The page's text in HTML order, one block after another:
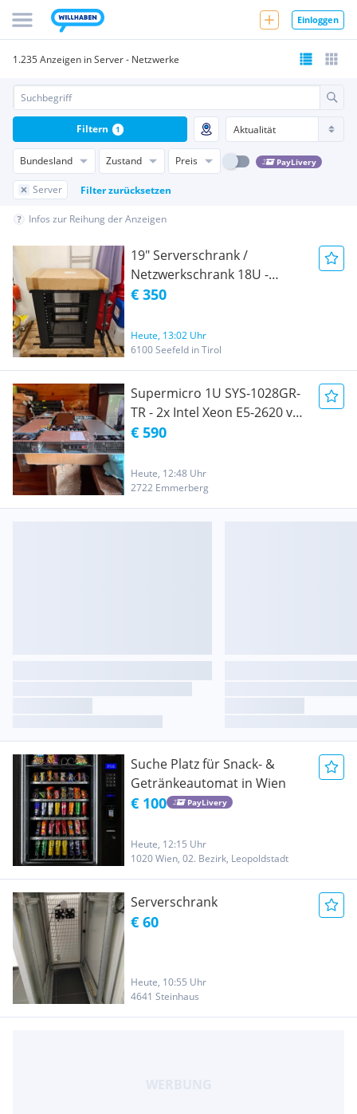
Einloggen
1.235 Anzeigen in Server - Netzwerke
Bundesland Zustand Preis PayLivery
Server Filter zurücksetzen
Filtern 1
Infos zur Reihung der Anzeigen
19" Serverschrank /
Netzwerkschrank 18U -
unbenutzt
€ 350
Heute, 13:02 Uhr
6100 Seefeld in Tirol
Supermicro 1U SYS-1028GR-
TR - 2x Intel Xeon E5-2620 v4
(16 Cores / 32 Threads),
No ssd / No GPUs)
€ 590
Heute, 12:48 Uhr
2722 Emmerberg
Suche Platz für Snack- &
Getränkeautomat in Wien
€ 100 PayLivery
Heute, 12:15 Uhr
1020 Wien, 02. Bezirk, Leopoldstadt
Serverschrank
€ 60
Heute, 10:55 Uhr
4641 Steinhaus